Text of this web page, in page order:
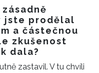
jste prodělal
a částečnou
zkušenost
dala?
zastavil. V tu chvíli